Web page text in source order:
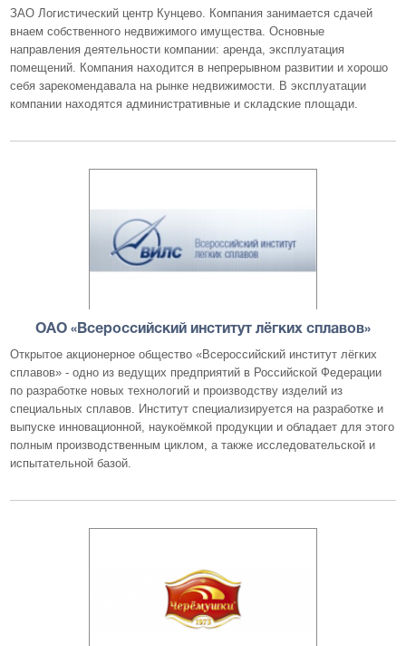
ЗАО Логистический центр Кунцево. Компания занимается сдачей
внаем собственного недвижимого имущества. Основные
направления деятельности компании: аренда, эксплуатация
помещений. Компания находится в непрерывном развитии и хорошо
себя зарекомендавала на рынке недвижимости. В эксплуатации
компании находятся административные и складские площади.
ОАО «Всероссийский институт лёгких сплавов»
Открытое акционерное общество «Всероссийский институт лёгких
сплавов» - одно из ведущих предприятий в Российской Федерации
по разработке новых технологий и производству изделий из
специальных сплавов. Институт специализируется на разработке и
выпуске инновационной, наукоёмкой продукции и обладает для этого
полным производственным циклом, а также исследовательской и
испытательной базой.